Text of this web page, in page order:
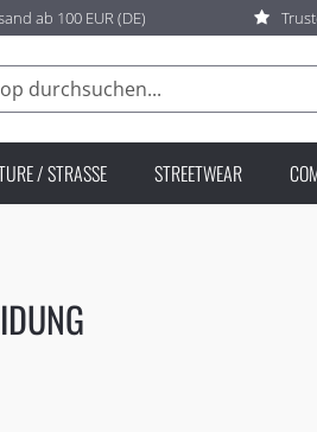
ab 100 EUR (DE)
/ STRASSE STREETWEAR